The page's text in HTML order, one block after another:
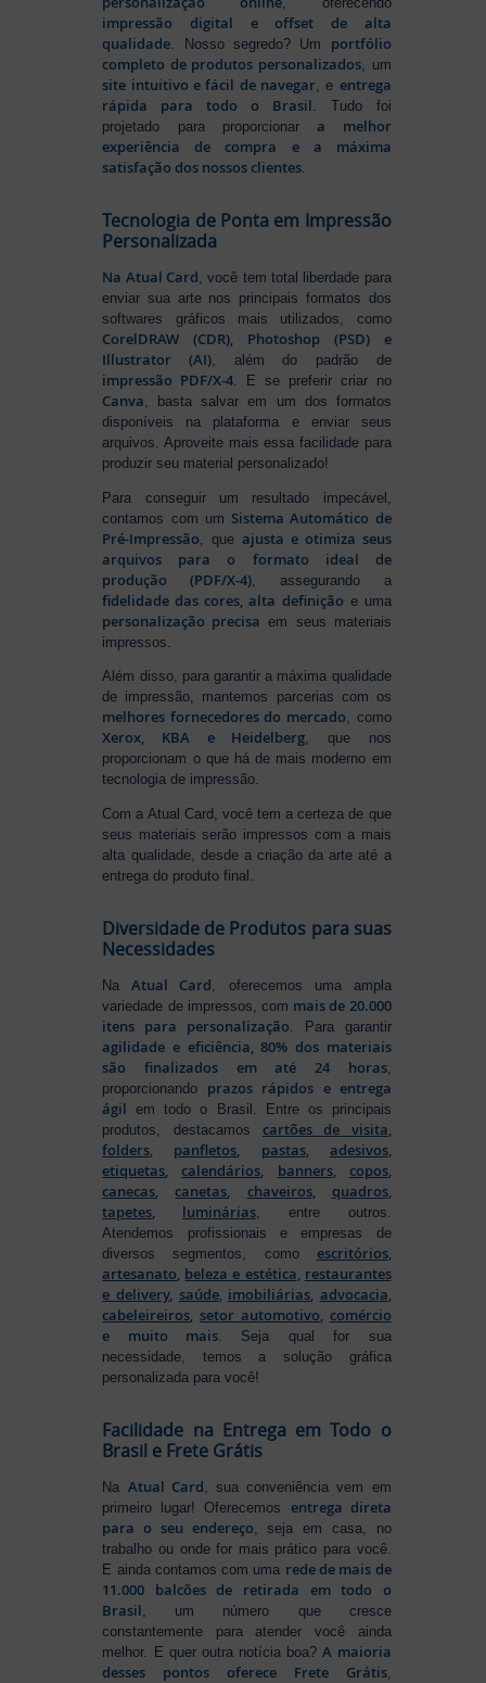
impressão digital e offset de alta
qualidade. Nosso segredo? Um portfólio
completo de produtos personalizados, um
site intuitivo e fácil de navegar, e entrega
rápida para todo o Brasil. Tudo foi
projetado para proporcionara melhor
experiência de compra e a máxima
satisfação dos nossos clientes.
Tecnologia de Ponta em Impressão
Personalizada
Na Atual Card , você tem total liberdade para
enviar sua arte nos principais formatos dos
softwares gráficos mais utilizados, como
CorelDRAW (CDR), Photoshop (PSD) e
Illustrator (AI) , além do padrão de
impressão PDF/X-4 . E se preferir criar no
Canva , basta salvar em um dos formatos
disponíveis na plataforma e enviar seus
arquivos. Aproveite mais essa facilidade para
produzir seu material personalizado!
Para conseguir um resultado impecável,
contamos com um Sistema Automático de
Pré-Impressão , queajusta e otimiza seus
arquivos para o formato ideal de
produção (PDF/X-4) , assegurando a
fidelidade das cores, alta definição e uma
personalização precisa em seus materiais
impressos.
Além disso, para garantir a máxima qualidade
de impressão, mantemos parcerias com os
melhores fornecedores do mercado, como
Xerox, KBA e Heidelberg, que nos
proporcionam o que há de mais moderno em
tecnologia de impressão.
Com a Atual Card, você tem a certeza de que
seus materiais serão impressos com a mais
alta qualidade, desde a criação da arte até a
entrega do produto final.
Diversidade de Produtos para suas
Necessidades
NaAtual Card , oferecemos uma ampla
variedade de impressos, com mais de 20.000
itens para personalização . Para garantir
agilidade e eficiência, 80% dos materiais
são finalizados em até 24 horas,
proporcionando prazos rápidos e entrega
ágil em todo o Brasil. Entre os principais
produtos, destacamos cartões de visita,
folders, panfletos, pastas, adesivos,
etiquetas,calendários, banners, copos,
canecas,canetas, chaveiros, quadros,
tapetes, luminárias , entre outros.
Atendemos profissionais e empresas de
diversos segmentos, como escritórios,
artesanato, beleza e estética, restaurantes
e delivery, saúde, imobiliárias, advocacia,
cabeleireiros, setor automotivo, comércio
e muito mais . Seja qual for sua
necessidade, temos a solução gráfica
personalizada para você!
Facilidade na Entrega em Todo o
Brasil e Frete Grátis
Na Atual Card , sua conveniência vem em
primeiro lugar! Oferecemos entrega direta
para o seu endereço , seja em casa, no
trabalho ou onde for mais prático para você.
E ainda contamos com uma rede de mais de
11.000 balcões de retirada em todo o
Brasil , um número que cresce
constantemente para atender você ainda
melhor. E quer outra notícia boa?A maioria
desses pontos oferece Frete Grátis,